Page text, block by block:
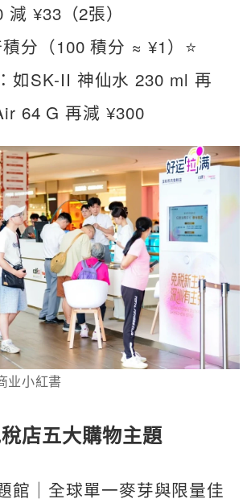
¥33（2張）
積分（100 積分 ≈ ¥1）⭐
如SK-II 神仙水 230 ml 再
64 G 再減 ¥300
业小紅書
店五大購物主題
館｜全球單一麥芽與限量佳